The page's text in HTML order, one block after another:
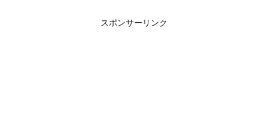
スポンサーリンク